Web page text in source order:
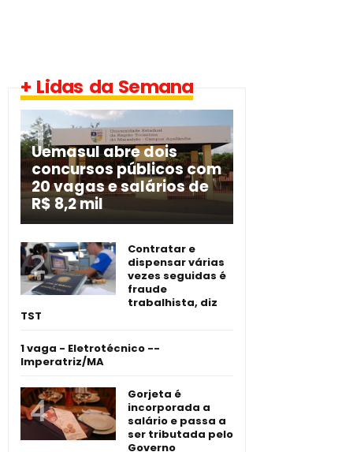
+ Lidas da Semana
Uemasul abre dois
concursos públicos com
20 vagas e salários de
R$ 8,2 mil
Contratar e
dispensar várias
vezes seguidas é
fraude
trabalhista, diz
TST
1 vaga - Eletrotécnico -­
Imperatriz/MA
Gorjeta é
incorporada a
salário e passa a
ser tributada pelo
Governo